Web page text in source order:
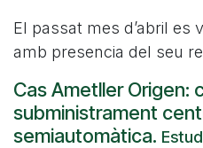
El passat mes d’abril es
amb presencia del seu
Cas Ametller Origen:
subministrament
semiautomàtica.